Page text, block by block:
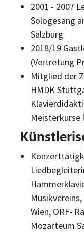
2001 - 2007
Sologesang
Salzburg
2018/19
(Vertretung
Mitglied der
HMDK
Meisterkurse
Wien, ORF-
Mozarteum